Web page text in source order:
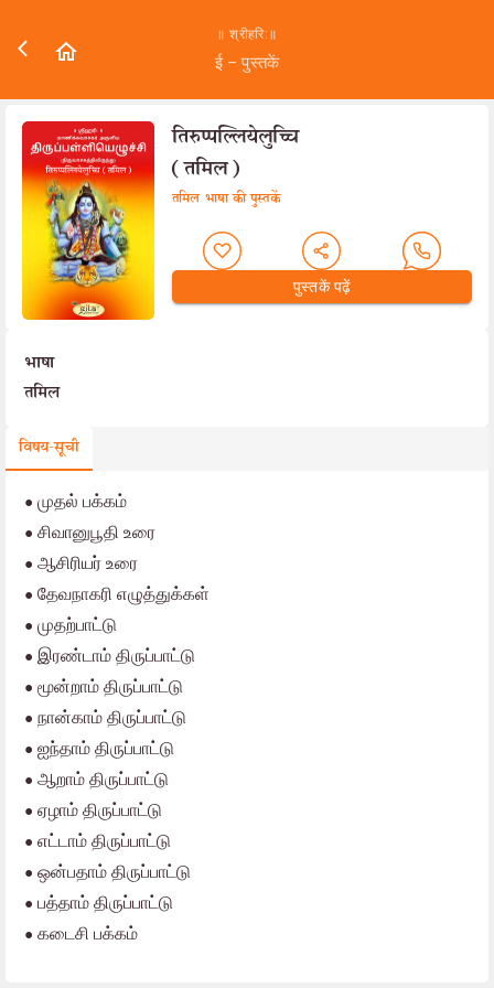
॥ श्रीहरि:॥
ई – पुस्तकें
तिरुप्पल्लियेलुच्चि
(तमिल)
तमिल भाषा की पुस्तकें
पुस्तकें पढ़ें
भाषा
तमिल
विषय-सूची
• முதல் பக்கம்
• சிவானுபூதி உரை
• ஆசிரியர் உரை
• தேவநாகரி எழுத்துக்கள்
• முதற்பாட்டு
• இரண்டாம் திருப்பாட்டு
• மூன்றாம் திருப்பாட்டு
• நான்காம் திருப்பாட்டு
• ஐந்தாம் திருப்பாட்டு
• ஆறாம் திருப்பாட்டு
• ஏழாம் திருப்பாட்டு
• எட்டாம் திருப்பாட்டு
• ஒன்பதாம் திருப்பாட்டு
• பத்தாம் திருப்பாட்டு
• கடைசி பக்கம்